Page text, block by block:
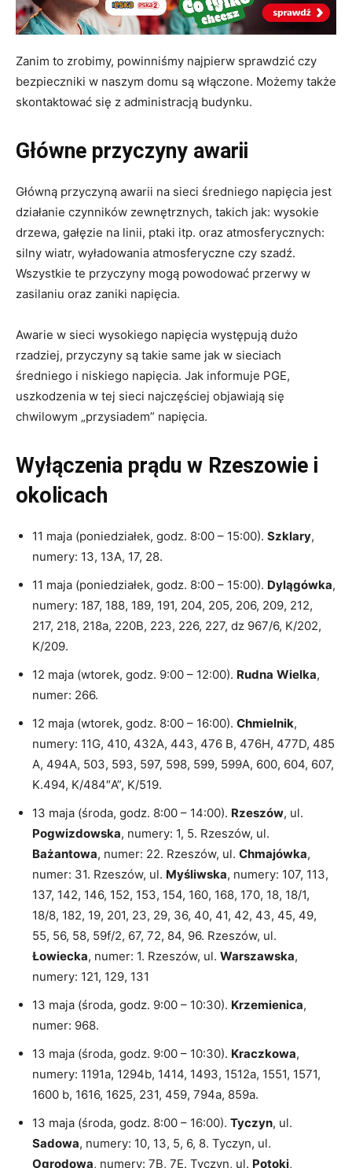
Zanim to zrobimy, powinniśmy najpierw sprawdzić czy
bezpieczniki w naszym domu są włączone. Możemy także
skontaktować się z administracją budynku.
Główne przyczyny awarii
Główną przyczyną awarii na sieci średniego napięcia jest
działanie czynników zewnętrznych, takich jak: wysokie
drzewa, gałęzie na linii, ptaki itp. oraz atmosferycznych:
silny wiatr, wyładowania atmosferyczne czy szadź.
Wszystkie te przyczyny mogą powodować przerwy w
zasilaniu oraz zaniki napięcia.
Awarie w sieci wysokiego napięcia występują dużo
rzadziej, przyczyny są takie same jak w sieciach
średniego i niskiego napięcia. Jak informuje PGE,
uszkodzenia w tej sieci najczęściej objawiają się
chwilowym „przysiadem” napięcia.
Wyłączenia prądu w Rzeszowie i
okolicach
11 maja (poniedziałek, godz. 8:00 – 15:00). Szklary,
numery: 13, 13A, 17, 28.
11 maja (poniedziałek, godz. 8:00 – 15:00). Dylągówka,
numery: 187, 188, 189, 191, 204, 205, 206, 209, 212,
217, 218, 218a, 220B, 223, 226, 227, dz 967/6, K/202,
K/209.
12 maja (wtorek, godz. 9:00 – 12:00). Rudna Wielka,
numer: 266.
12 maja (wtorek, godz. 8:00 – 16:00). Chmielnik,
numery: 11G, 410, 432A, 443, 476 B, 476H, 477D, 485
A, 494A, 503, 593, 597, 598, 599, 599A, 600, 604, 607,
K.494, K/484″A”, K/519.
13 maja (środa, godz. 8:00 – 14:00). Rzeszów, ul.
Pogwizdowska, numery: 1, 5. Rzeszów, ul.
Bażantowa, numer: 22. Rzeszów, ul. Chmajówka,
numer: 31. Rzeszów, ul. Myśliwska, numery: 107, 113,
137, 142, 146, 152, 153, 154, 160, 168, 170, 18, 18/1,
18/8, 182, 19, 201, 23, 29, 36, 40, 41, 42, 43, 45, 49,
55, 56, 58, 59f/2, 67, 72, 84, 96. Rzeszów, ul.
Łowiecka, numer: 1. Rzeszów, ul. Warszawska,
numery: 121, 129, 131
13 maja (środa, godz. 9:00 – 10:30). Krzemienica,
numer: 968.
13 maja (środa, godz. 9:00 – 10:30). Kraczkowa,
numery: 1191a, 1294b, 1414, 1493, 1512a, 1551, 1571,
1600 b, 1616, 1625, 231, 459, 794a, 859a.
13 maja (środa, godz. 8:00 – 16:00). Tyczyn, ul.
Sadowa, numery: 10, 13, 5, 6, 8. Tyczyn, ul.
Ogrodowa, numery: 7B, 7E. Tyczyn, ul. Potoki,